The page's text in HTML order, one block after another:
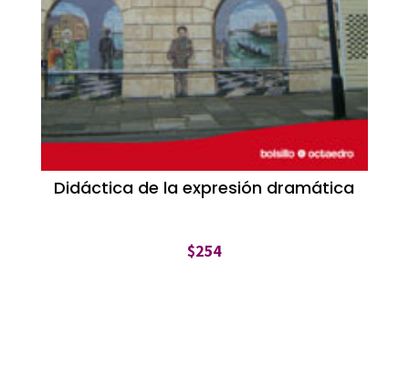
Didáctica de la expresión dramática
$254